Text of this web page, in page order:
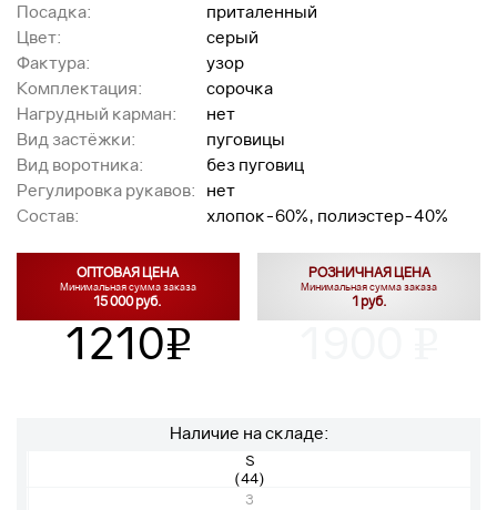
Посадка:
приталенный
Цвет:
серый
Фактура:
узор
Комплектация:
сорочка
Нагрудный карман:
нет
Вид застёжки:
пуговицы
Вид воротника:
без пуговиц
Регулировка рукавов:
нет
Состав:
хлопок-60%, полиэстер-40%
ОПТОВАЯ ЦЕНА
Минимальная сумма заказа
15 000 руб.
1210v
РОЗНИЧНАЯ ЦЕНА
Минимальная сумма заказа
1 руб.
Наличие на складе:
S
(44)
3